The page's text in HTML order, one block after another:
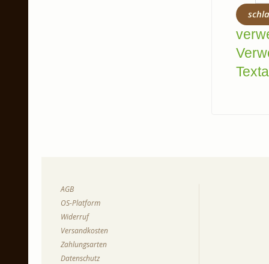
AGB
OS-Platform
Widerruf
Versandkosten
Zahlungsarten
Datenschutz